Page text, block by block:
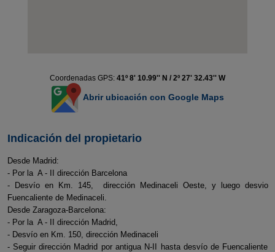
Coordenadas GPS: 41º 8' 10.99'' N / 2º 27' 32.43'' W
Abrir ubicación con Google Maps
Indicación del propietario
Desde Madrid:
- Por la A - II dirección Barcelona
- Desvío en Km. 145, dirección Medinaceli Oeste, y luego desvio
Fuencaliente de Medinaceli.
Desde Zaragoza-Barcelona:
- Por la A - II dirección Madrid,
- Desvío en Km. 150, dirección Medinaceli
- Seguir dirección Madrid por antigua N-II hasta desvío de Fuencaliente